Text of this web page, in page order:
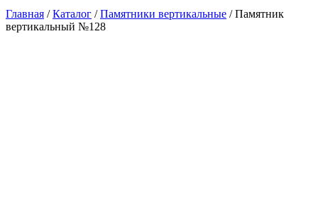
Главная /Каталог /Памятники вертикальные /Памятник
вертикальный №128